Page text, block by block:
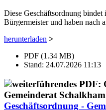
Diese Geschäftsordnung
Bürgermeister und haben nach
herunterladen >
PDF (1.34 MB)
Stand: 24.07.2026 11:13
Geschäftsordnung -